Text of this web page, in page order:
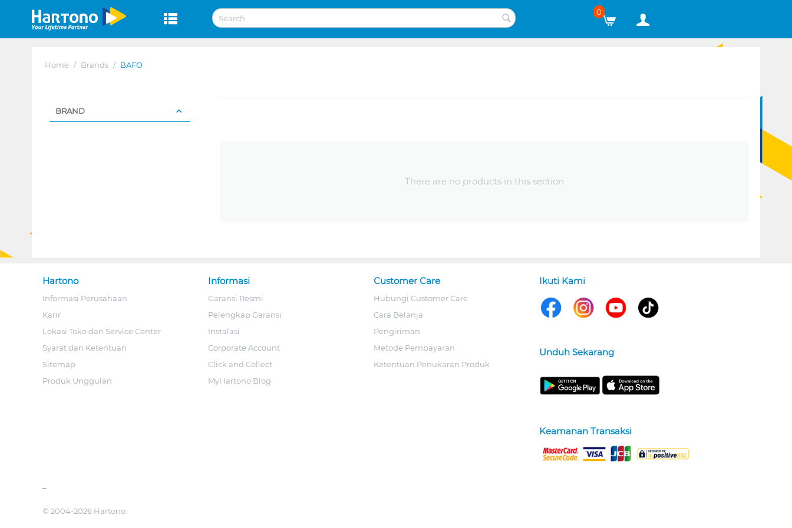
0
Home / Brands / BAFO
BRAND
There are no products in this section
Hartono
Informasi Perusahaan
Karir
Lokasi Toko dan Service Center
Syarat dan Ketentuan
Sitemap
Produk Unggulan
Informasi
Garansi Resmi
Pelengkap Garansi
Instalasi
Corporate Account
Click and Collect
MyHartono Blog
Customer Care
Hubungi Customer Care
Cara Belanja
Pengiriman
Metode Pembayaran
Ketentuan Penukaran Produk
Ikuti Kami
Unduh Sekarang
Keamanan Transaksi
© 2004-2026 Hartono.